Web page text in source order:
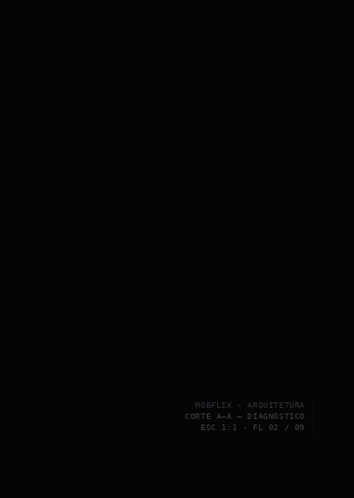
MOBFLIX · ARQUITETURA
CORTE A–A — DIAGNÓSTICO
ESC 1:1 · FL 02 / 09